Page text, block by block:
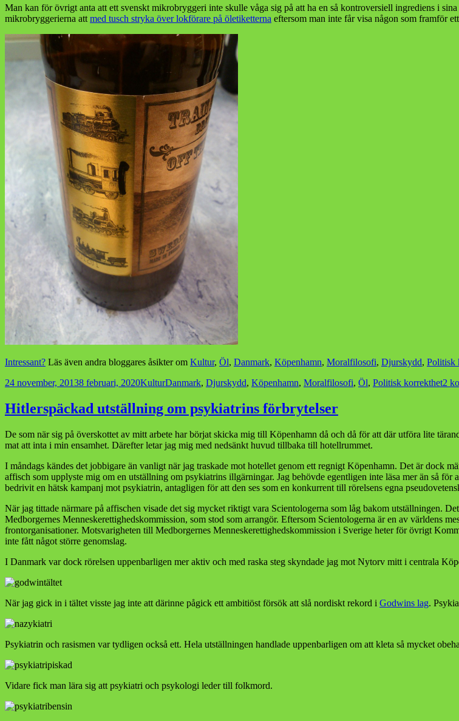
Man kan för övrigt anta att ett svenskt mikrobryggeri inte skulle våga sig på att ha en så kontroversiell ingrediens i
mikrobryggerierna att med tusch stryka över lokförare på öletiketterna eftersom man inte får visa någon som framför
Intressant? Läs även andra bloggares åsikter om Kultur, Öl, Danmark, Köpenhamn, Moralfilosofi, Djurskydd, Politisk
Postat
24 november, 20138 februari, 2020Kategorier
KulturTaggar
Danmark, Djurskydd, Köpenhamn, Moralfilosofi, Öl, Politisk korrekthet2
Hitlerspäckad utställning om psykiatrins förbrytelser
De som när sig på överskottet av mitt arbete har börjat skicka mig till Köpenhamn då och då för att där utföra lite
mat att inta i min ensamhet. Därefter letar jag mig med nedsänkt huvud tillbaka till hotellrummet.
I måndags kändes det jobbigare än vanligt när jag traskade mot hotellet genom ett regnigt Köpenhamn. Det är dock
affisch som upplyste mig om en utställning om psykiatrins illgärningar. Jag behövde egentligen inte läsa mer än så för
bedrivit en hätsk kampanj mot psykiatrin, antagligen för att den ses som en konkurrent till rörelsens egna
När jag tittade närmare på affischen visade det sig mycket riktigt vara Scientologerna som låg bakom utställningen.
Medborgernes Menneskerettighedskommission, som stod som arrangör. Eftersom Scientologerna är en av världens
frontorganisationer. Motsvarigheten till Medborgernes Menneskerettighedskommission i Sverige heter för övrigt
inte fått något större genomslag.
I Danmark var dock rörelsen uppenbarligen mer aktiv och med raska steg skyndade jag mot Nytorv mitt i centrala
När jag gick in i tältet visste jag inte att därinne pågick ett ambitiöst försök att slå nordiskt rekord i Godwins lag.
Psykiatrin och rasismen var tydligen också ett. Hela utställningen handlade uppenbarligen om att kleta så mycket
Vidare fick man lära sig att psykiatri och psykologi leder till folkmord.